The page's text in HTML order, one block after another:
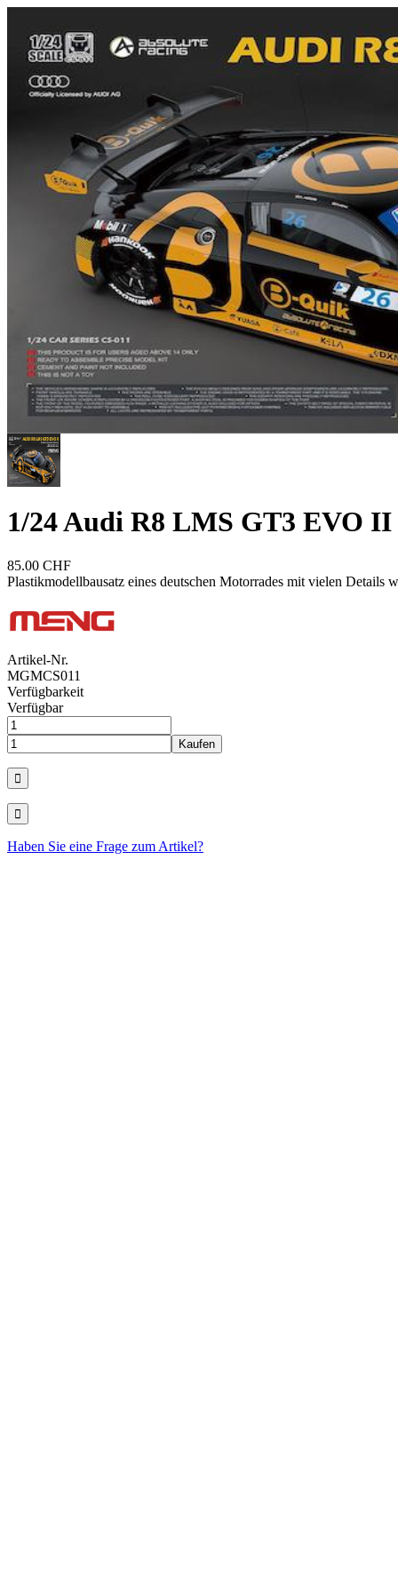
1/24 Audi R8 LMS GT3 EVO II
85.00 CHF
Plastikmodellbausatz eines deutschen Motorrades mit vielen Details
Artikel-Nr.
MGMCS011
Verfügbarkeit
Verfügbar
Haben Sie eine Frage zum Artikel?